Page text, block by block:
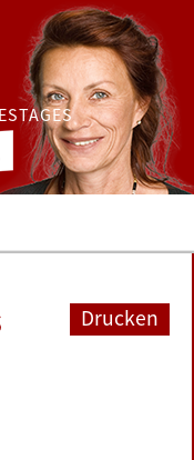
Drucken